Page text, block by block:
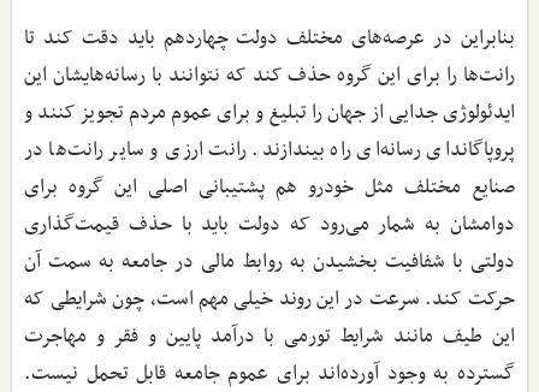
بنابراین در عرصه‌های مختلف دولت چهاردهم باید دقت کند تا
رانت‌ها را برای این گروه حذف کند که نتوانند با رسانه‌هایشان این
ایدئولوژی جدایی از جهان را تبلیغ و برای عموم مردم تجویز کنند و
پروپاگاندای رسانه‌ای راه بیندازند. رانت ارزی و سایر رانت‌ها در
صنایع مختلف مثل خودرو هم پشتیبانی اصلی این گروه برای
دوامشان به شمار می‌رود که دولت باید با حذف قیمت‌گذاری
دولتی با شفافیت بخشیدن به روابط مالی در جامعه به سمت آن
حرکت کند. سرعت در این روند خیلی مهم است، چون شرایطی که
این طیف مانند شرایط تورمی با درآمد پایین و فقر و مهاجرت
گسترده به وجود آورده‌اند برای عموم جامعه قابل تحمل نیست.